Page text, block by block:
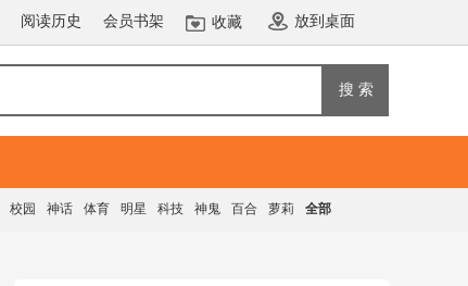
阅读历史 会员书架 收藏 放到桌面
搜 索
校园 神话 体育 明星 科技 神鬼 百合 萝莉 全部